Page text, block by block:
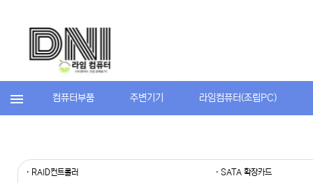
컴퓨터부품 주변기기 라임컴퓨터(조립PC)
· RAID컨트롤러 · SATA 확장카드